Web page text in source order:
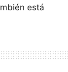
está